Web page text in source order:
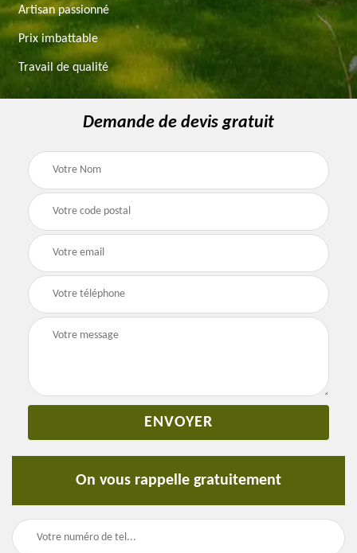
Artisan passionné
Prix imbattable
Travail de qualité
Demande de devis gratuit
On vous rappelle gratuitement